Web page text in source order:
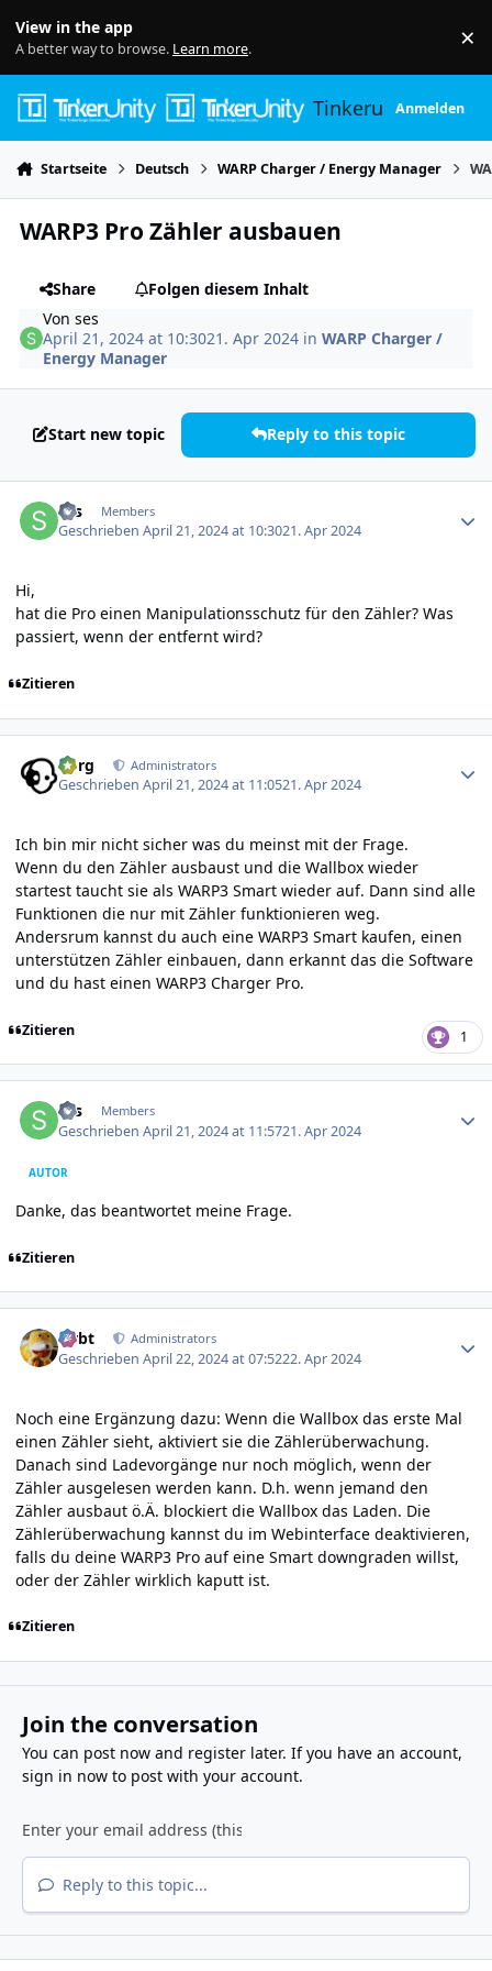
View in the app
A better way to browse. Learn more. ×
TinkerunityAnmelden
Startseite Deutsch WARP Charger / Energy Manager
WARP3 Pro Zähler ausbauen
Share
Folgen diesem Inhalt
Vonses
April 21, 2024 at 10:3021. Apr 2024 inWARP Charger /
Energy Manager
Start new topic Reply to this topic
ses Members
GeschriebenApril 21, 2024 at 10:3021. Apr 2024
Hi,
hat die Pro einen Manipulationsschutz für den Zähler? Was
passiert, wenn der entfernt wird?
Zitieren
borg Administrators
GeschriebenApril 21, 2024 at 11:0521. Apr 2024
Ich bin mir nicht sicher was du meinst mit der Frage.
Wenn du den Zähler ausbaust und die Wallbox wieder
startest taucht sie als WARP3 Smart wieder auf. Dann sind alle
Funktionen die nur mit Zähler funktionieren weg.
Andersrum kannst du auch eine WARP3 Smart kaufen, einen
unterstützen Zähler einbauen, dann erkannt das die Software
und du hast einen WARP3 Charger Pro.
Zitieren 1
ses Members
GeschriebenApril 21, 2024 at 11:5721. Apr 2024
AUTOR
Danke, das beantwortet meine Frage.
Zitieren
rtrbt Administrators
GeschriebenApril 22, 2024 at 07:5222. Apr 2024
Noch eine Ergänzung dazu: Wenn die Wallbox das erste Mal
einen Zähler sieht, aktiviert sie die Zählerüberwachung.
Danach sind Ladevorgänge nur noch möglich, wenn der
Zähler ausgelesen werden kann. D.h. wenn jemand den
Zähler ausbaut ö.Ä. blockiert die Wallbox das Laden. Die
Zählerüberwachung kannst du im Webinterface deaktivieren,
falls du deine WARP3 Pro auf eine Smart downgraden willst,
oder der Zähler wirklich kaputt ist.
Zitieren
Join the conversation
You can post now and register later. If you have an account,
sign in nowto post with your account.
Reply to this topic...